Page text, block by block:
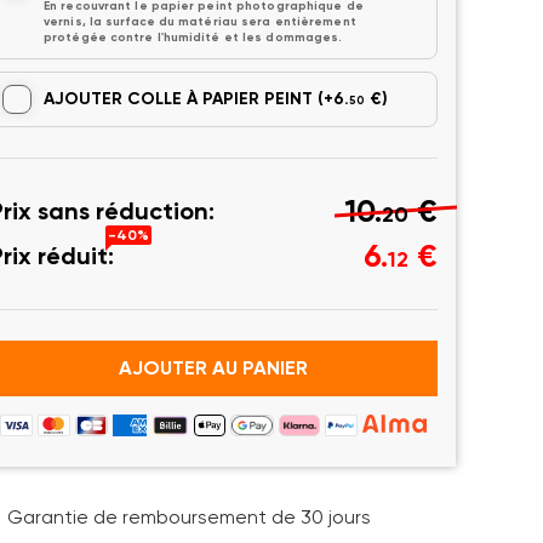
En recouvrant le papier peint photographique de
vernis, la surface du matériau sera entièrement
protégée contre l'humidité et les dommages.
AJOUTER COLLE À PAPIER PEINT (+6.50 €)
sans réduction: 10.20€
réduit:
-40%
6.12 €
AJOUTER AU PANIER
Garantie de remboursement de 30 jours